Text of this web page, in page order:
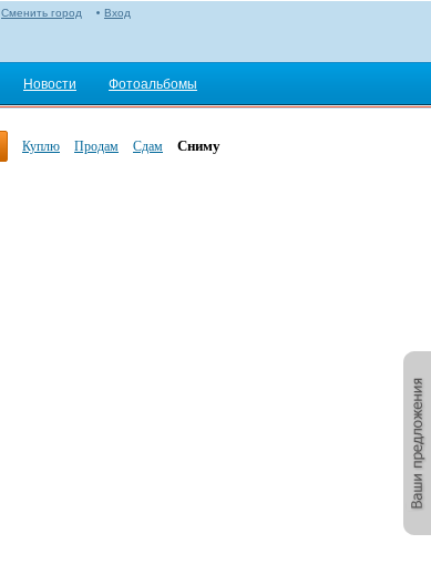
Вход
Сменить город
Новости Фотоальбомы
Куплю Продам Сдам Сниму